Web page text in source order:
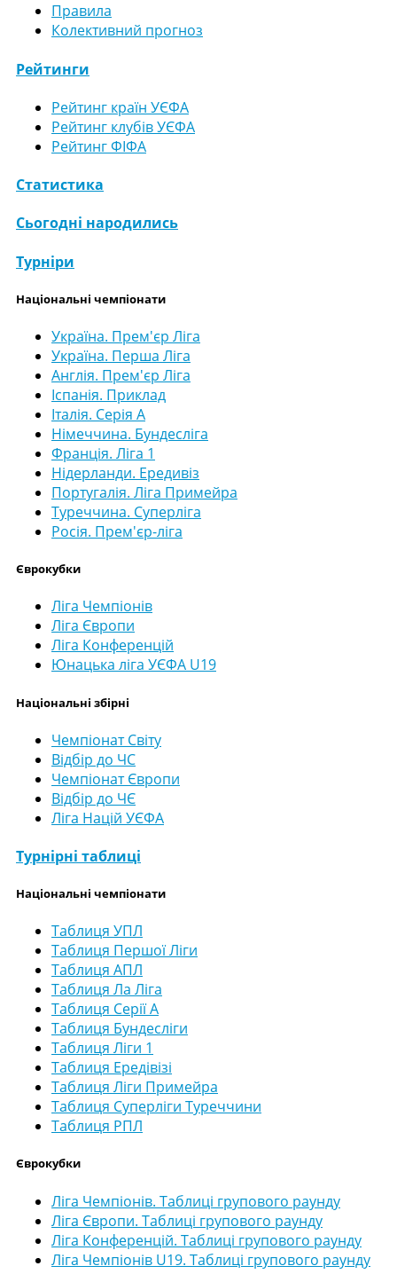
Правила
Колективний прогноз
Рейтинги
Рейтинг країн УЄФА
Рейтинг клубів УЄФА
Рейтинг ФІФА
Статистика
Сьогодні народились
Турніри
Національні чемпіонати
Україна. Прем'єр Ліга
Україна. Перша Ліга
Англія. Прем'єр Ліга
Іспанія. Приклад
Італія. Серія А
Німеччина. Бундесліга
Франція. Ліга 1
Нідерланди. Ередивіз
Португалія. Ліга Примейра
Туреччина. Суперліга
Росія. Прем'єр-ліга
Єврокубки
Ліга Чемпіонів
Ліга Європи
Ліга Конференцій
Юнацька ліга УЄФА U19
Національні збірні
Чемпіонат Світу
Відбір до ЧС
Чемпіонат Європи
Відбір до ЧЄ
Ліга Націй УЄФА
Турнірні таблиці
Національні чемпіонати
Таблиця УПЛ
Таблиця Першої Ліги
Таблиця АПЛ
Таблиця Ла Ліга
Таблиця Серії А
Таблиця Бундесліги
Таблиця Ліги 1
Таблиця Ередівізі
Таблиця Ліги Примейра
Таблиця Суперліги Туреччини
Таблиця РПЛ
Єврокубки
Ліга Чемпіонів. Таблиці групового раунду
Ліга Європи. Таблиці групового раунду
Ліга Конференцій. Таблиці групового раунду
Ліга Чемпіонів U19. Таблиці групового раунду